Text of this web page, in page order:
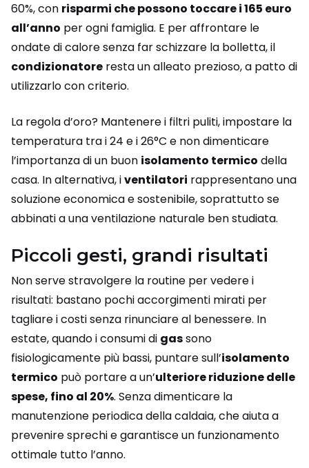
60%, con risparmi che possono toccare i 165 euro
all’anno per ogni famiglia. E per affrontare le
ondate di calore senza far schizzare la bolletta, il
condizionatore resta un alleato prezioso, a patto di
utilizzarlo con criterio.
La regola d’oro? Mantenere i filtri puliti, impostare la
temperatura tra i 24 e i 26°C e non dimenticare
l’importanza di un buon isolamento termico della
casa. In alternativa, iventilatori rappresentano una
soluzione economica e sostenibile, soprattutto se
abbinati a una ventilazione naturale ben studiata.
Piccoli gesti, grandi risultati
Non serve stravolgere la routine per vedere i
risultati: bastano pochi accorgimenti mirati per
tagliare i costi senza rinunciare al benessere. In
estate, quando i consumi di gassono
fisiologicamente più bassi, puntare sull’isolamento
termico può portare a un’ulteriore riduzione delle
spese, fino al 20%. Senza dimenticare la
manutenzione periodica della caldaia, che aiuta a
prevenire sprechi e garantisce un funzionamento
ottimale tutto l’anno.